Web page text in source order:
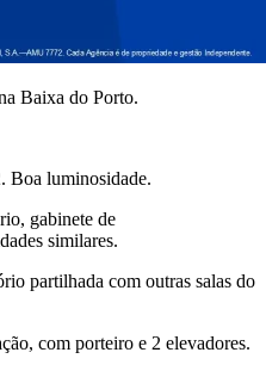
Baixa do Porto.
Boa luminosidade.
gabinete de
similares.
partilhada com outras salas do
com porteiro e 2 elevadores.